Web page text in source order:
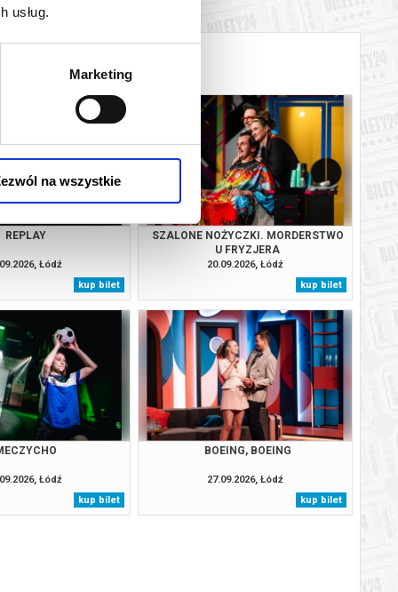
usług.
Marketing
na wszystkie
REPLAY
Łódź
kup bilet
SZALONE NOŻYCZKI. MORDERSTWO
U FRYZJERA
20.09.2026, Łódź
kup bilet
Łódź
kup bilet
BOEING, BOEING
27.09.2026, Łódź
kup bilet